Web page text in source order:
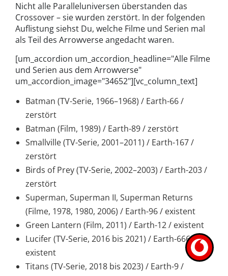
Nicht alle Paralleluniversen überstanden das
Crossover – sie wurden zerstört. In der folgenden
Auflistung siehst Du, welche Filme und Serien mal
als Teil des Arrowverse angedacht waren.
[um_accordion um_accordion_headline="Alle Filme
und Serien aus dem Arrowverse"
um_accordion_image="34652"][vc_column_text]
Batman (TV-Serie, 1966–1968) / Earth-66 /
zerstört
Batman (Film, 1989) / Earth-89 / zerstört
Smallville (TV-Serie, 2001–2011) / Earth-167 /
zerstört
Birds of Prey (TV-Serie, 2002–2003) / Earth-203 /
zerstört
Superman, Superman II, Superman Returns
(Filme, 1978, 1980, 2006) / Earth-96 / existent
Green Lantern (Film, 2011) / Earth-12 / existent
Lucifer (TV-Serie, 2016 bis 2021) / Earth-666 /
existent
Titans (TV-Serie, 2018 bis 2023) / Earth-9 /